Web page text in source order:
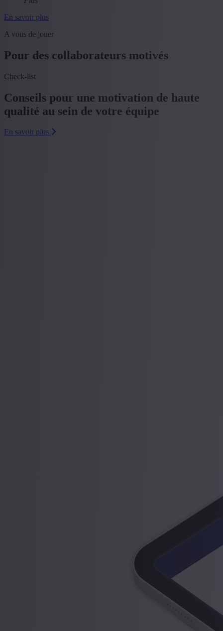
En savoir plus
A vous de jouer
Pour des collaborateurs motivés
Check-list
Conseils pour une motivation de haute
qualité au sein de votre équipe
En savoir plus